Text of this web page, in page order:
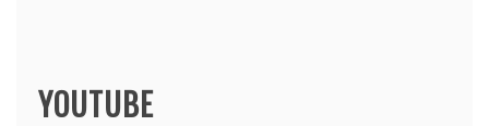
YOUTUBE